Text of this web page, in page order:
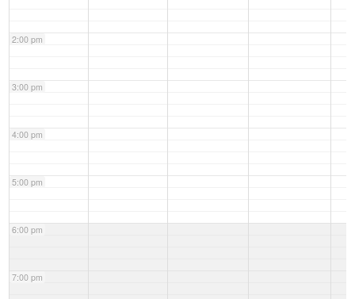
2:00 pm
3:00 pm
4:00 pm
5:00 pm
6:00 pm
7:00 pm